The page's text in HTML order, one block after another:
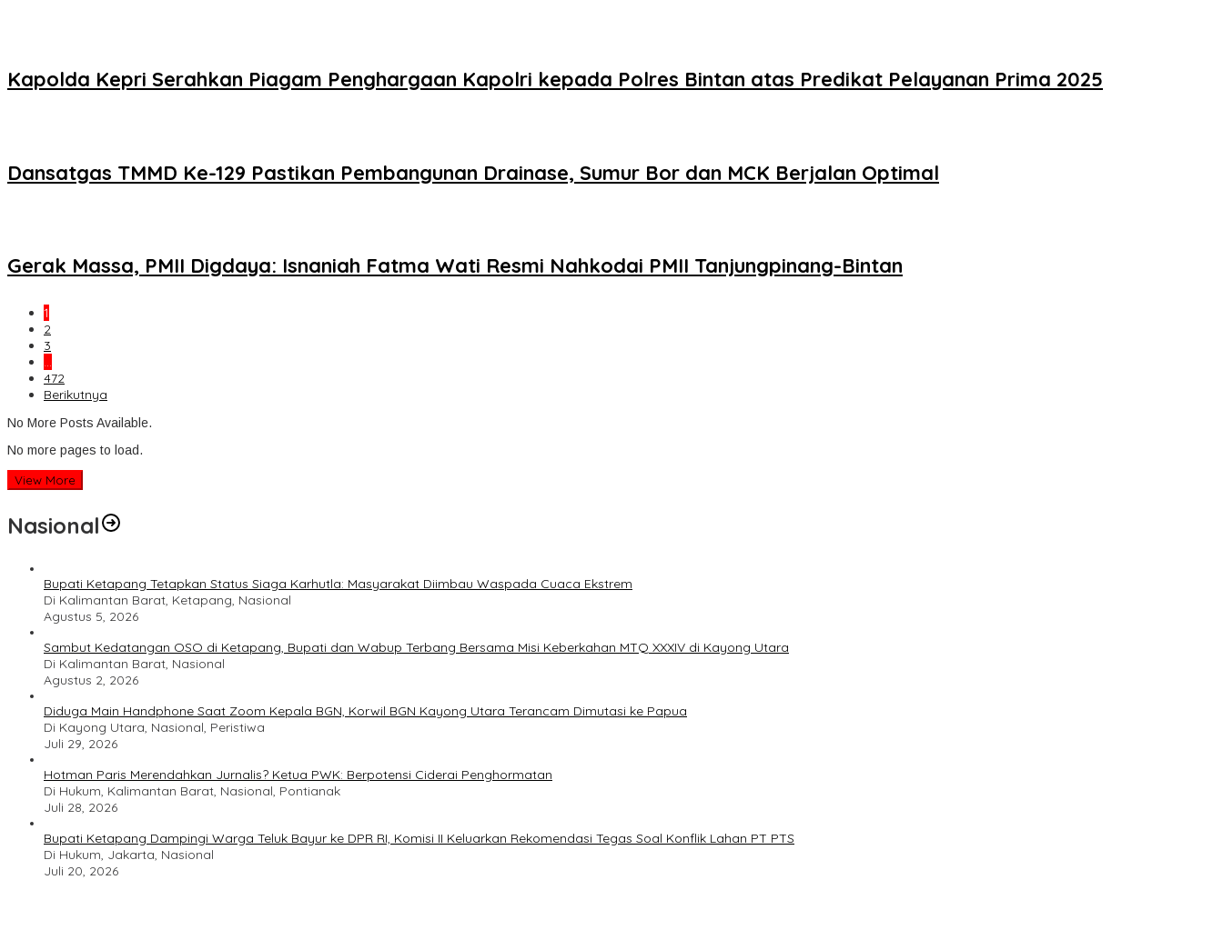
Kapolda Kepri Serahkan Piagam Penghargaan Kapolri kepada Polres Bintan atas Predikat Pelayanan Prima 2025
Dansatgas TMMD Ke-129 Pastikan Pembangunan Drainase, Sumur Bor dan MCK Berjalan Optimal
Gerak Massa, PMII Digdaya: Isnaniah Fatma Wati Resmi Nahkodai PMII Tanjungpinang-Bintan
1
2
3
…
472
Berikutnya
No More Posts Available.
No more pages to load.
View More
Nasional
Bupati Ketapang Tetapkan Status Siaga Karhutla: Masyarakat Diimbau Waspada Cuaca Ekstrem
Di Kalimantan Barat, Ketapang, Nasional
Agustus 5, 2026
Sambut Kedatangan OSO di Ketapang, Bupati dan Wabup Terbang Bersama Misi Keberkahan MTQ XXXIV di Kayong Utara
Di Kalimantan Barat, Nasional
Agustus 2, 2026
Diduga Main Handphone Saat Zoom Kepala BGN, Korwil BGN Kayong Utara Terancam Dimutasi ke Papua
Di Kayong Utara, Nasional, Peristiwa
Juli 29, 2026
Hotman Paris Merendahkan Jurnalis? Ketua PWK: Berpotensi Ciderai Penghormatan
Di Hukum, Kalimantan Barat, Nasional, Pontianak
Juli 28, 2026
Bupati Ketapang Dampingi Warga Teluk Bayur ke DPR RI, Komisi II Keluarkan Rekomendasi Tegas Soal Konflik Lahan PT PTS
Di Hukum, Jakarta, Nasional
Juli 20, 2026